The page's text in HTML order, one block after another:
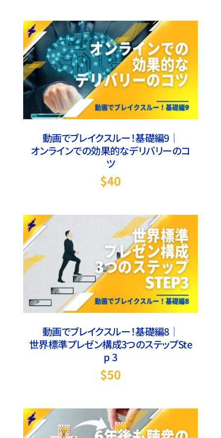
お買い物カゴに追加 / 詳細
動画でブレイクスルー！基礎編9｜
オンラインでの効果的なデリバリーのコ
ツ
$40
お買い物カゴに追加 / 詳細
動画でブレイクスルー！基礎編8｜
世界標準プレゼン構成3つのステップSte
p 3
$50